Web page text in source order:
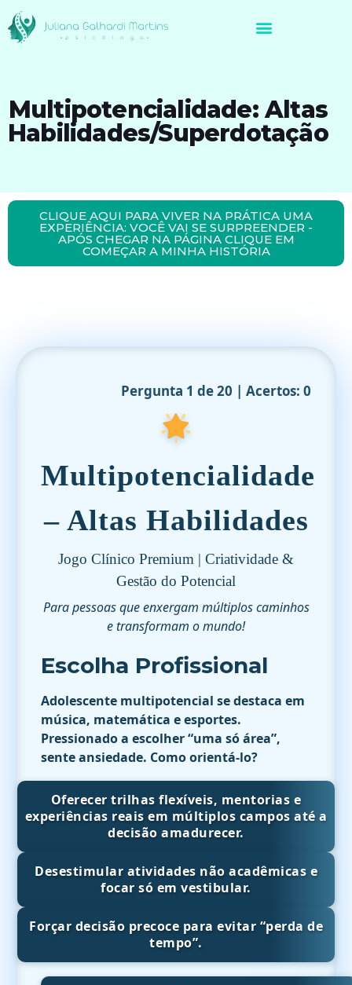
Multipotencialidade: Altas
Habilidades/Superdotação
CLIQUE AQUI PARA VIVER NA PRÁTICA UMA
EXPERIÊNCIA: VOCÊ VAI SE SURPREENDER -
APÓS CHEGAR NA PÁGINA CLIQUE EM
COMEÇAR A MINHA HISTÓRIA
Pergunta 1 de 20 | Acertos: 0
Multipotencialidade
– Altas Habilidades
Jogo Clínico Premium | Criatividade &
Gestão do Potencial
Para pessoas que enxergam múltiplos caminhos
e transformam o mundo!
Escolha Profissional
Adolescente multipotencial se destaca em
música, matemática e esportes.
Pressionado a escolher “uma só área”,
sente ansiedade. Como orientá-lo?
Oferecer trilhas flexíveis, mentorias e
experiências reais em múltiplos campos até a
decisão amadurecer.
Desestimular atividades não acadêmicas e
focar só em vestibular.
Forçar decisão precoce para evitar “perda de
tempo”.